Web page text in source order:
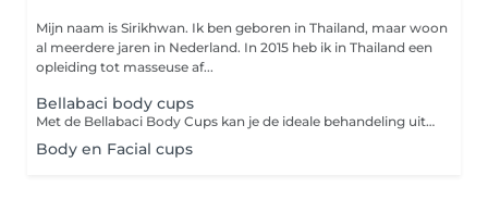
Mijn naam is Sirikhwan. Ik ben geboren in Thailand, maar woon
al meerdere jaren in Nederland. In 2015 heb ik in Thailand een
opleiding tot masseuse af...
Bellabaci body cups
Met de Bellabaci Body Cups kan je de ideale behandeling uitvoeren en is voor iedereen die o.a. last heeft van; pijnlijke en gespannen spieren, spijsverteringsproblemen, gewrichtspijn, cellulite, hoofdpijn, migraine en striae. De therapeutische gevolgen van de behandeling met de Bellabaci cap kunnen zijn: het verminderen van obstipatie, activeren van de (huid)stofwisseling, het verbeteren van de elasticiteit van de huid, blokkades worden opgeheven, gifstoffen en afvalstoffen worden afgevoerd en het verbetert de spierspanning. Bij gebruik op de rug of gespannen, pijnlijk spieren helpt het tevens om vet en vochtophopingen te verminderen, de doorbloeding te verbeteren en gifstoffen en andere afvalstoffen te elimineren uit je spieren. Het stimuleert de lymfe- en bloedcirculatie.
Body en Facial cups